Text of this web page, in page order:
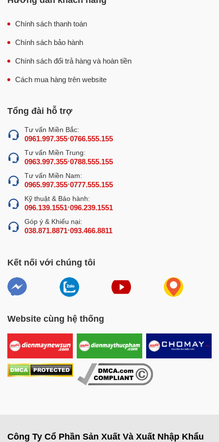
Chính sách thanh toán
Chính sách bảo hành
Chính sách đổi trả hàng và hoàn tiền
Cách mua hàng trên website
Tổng đài hỗ trợ
Tư vấn Miền Bắc:
0961.997.355-0766.555.155
Tư vấn Miền Trung:
0963.997.355-0788.555.155
Tư vấn Miền Nam:
0965.997.355-0777.555.155
Kỹ thuật & Bảo hành:
096.139.1551-096.239.1551
Góp ý & Khiếu nại:
038.871.8871-093.466.8811
Kết nối với chúng tôi
Website cùng hệ thống
Công Ty Cổ Phần Sản Xuất Và Xuất Nhập Khẩu